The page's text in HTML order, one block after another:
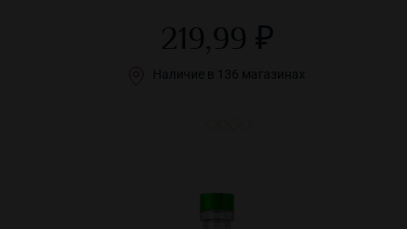
219,99 ₽
Наличие в 136 магазинах